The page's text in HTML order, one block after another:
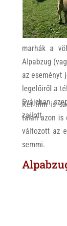
marhák a
Alpabzug
az eseményt
legelőiről a
Svájcban
zajlott.
Két film is
talán azon is
változott az
semmi.